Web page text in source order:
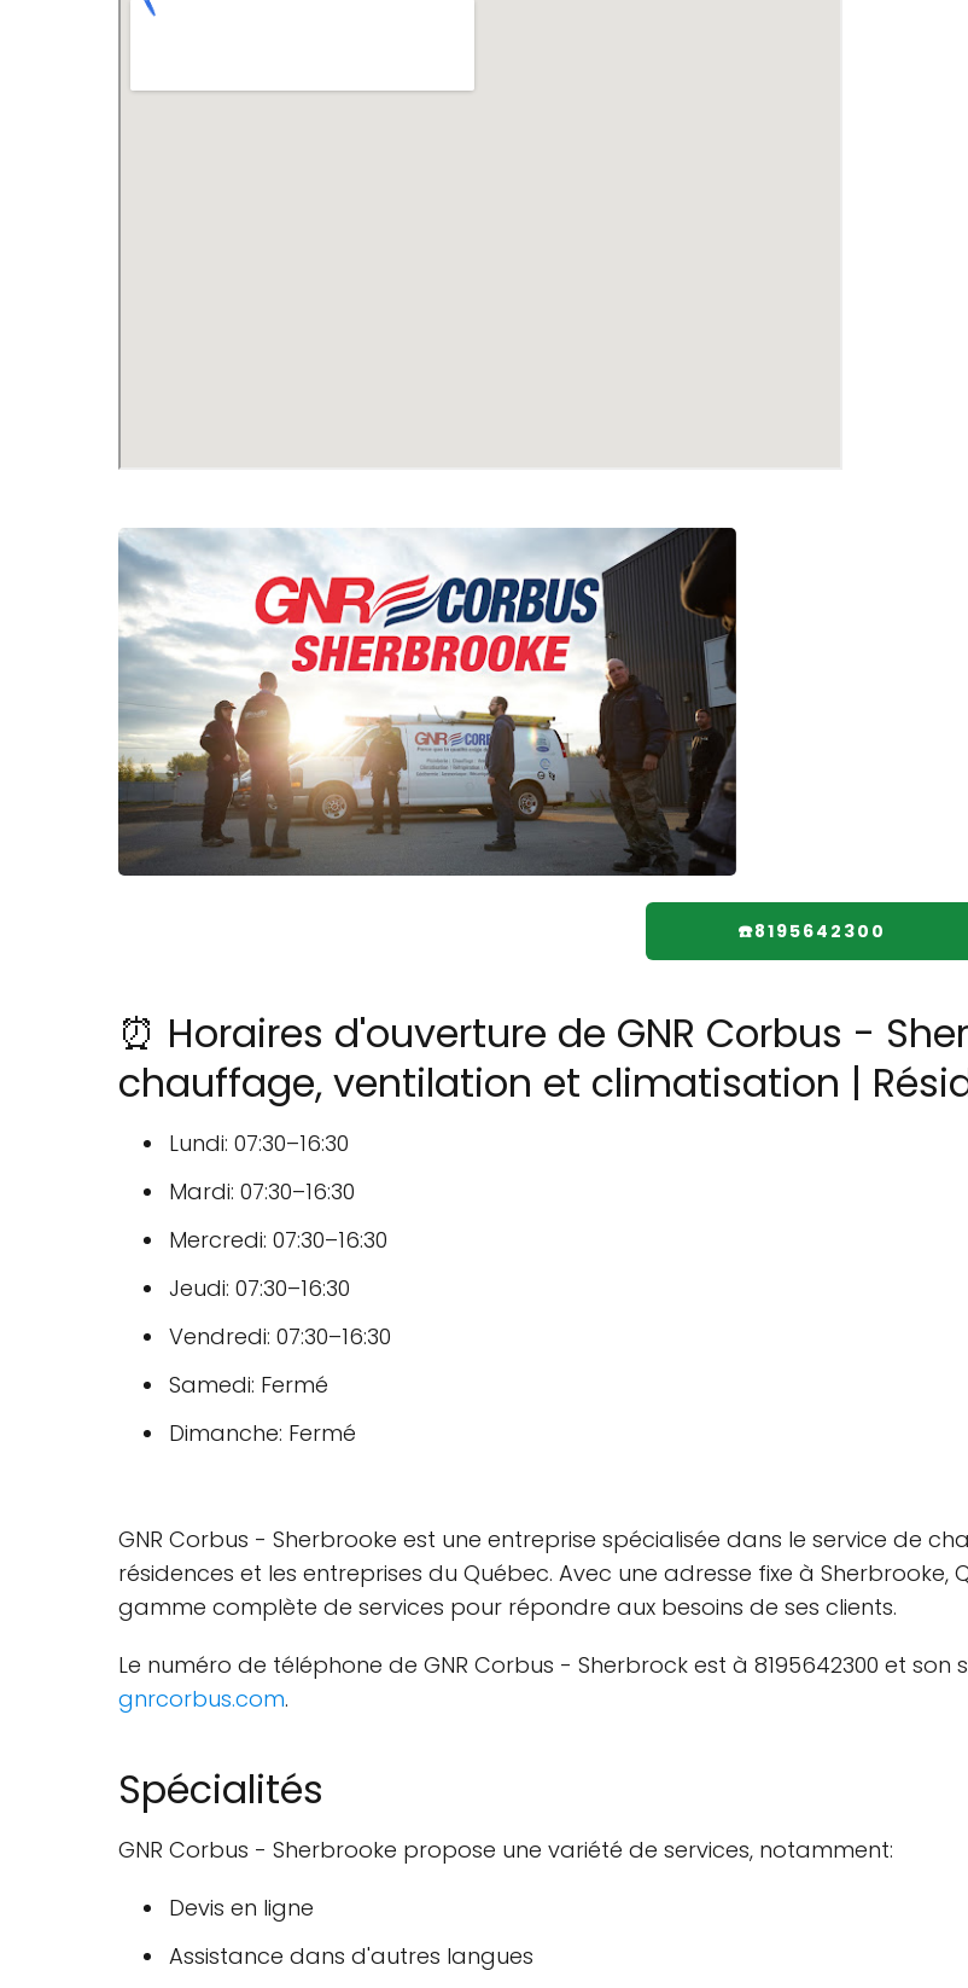
☎️8195642300
⏰ Horaires d'ouverture de GNR Corbus -
chauffage, ventilation et climatisation |
Lundi: 07:30–16:30
Mardi: 07:30–16:30
Mercredi: 07:30–16:30
Jeudi: 07:30–16:30
Vendredi: 07:30–16:30
Samedi: Fermé
Dimanche: Fermé
GNR Corbus - Sherbrooke est une entreprise spécialisée dans le service de
résidences et les entreprises du Québec. Avec une adresse fixe à Sherbrooke,
gamme complète de services pour répondre aux besoins de ses clients.
Le numéro de téléphone de GNR Corbus - Sherbrock est à 8195642300 et
gnrcorbus.com.
Spécialités
GNR Corbus - Sherbrooke propose une variété de services, notamment:
Devis en ligne
Assistance dans d'autres langues